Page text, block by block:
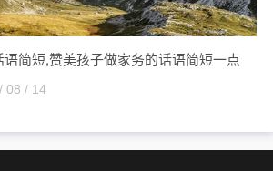
简短,赞美孩子做家务的话语简短一点
08 / 14